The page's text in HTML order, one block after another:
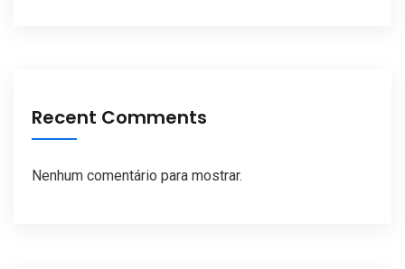
Recent Comments
Nenhum comentário para mostrar.